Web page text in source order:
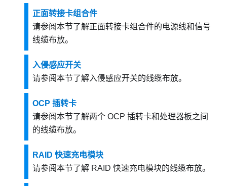
正面转接卡组合件
请参阅本节了解正面转接卡组合件的电源线和信号
线缆布放。
入侵感应开关
请参阅本节了解入侵感应开关的线缆布放。
OCP 插转卡
请参阅本节了解两个 OCP 插转卡和处理器板之间
的线缆布放。
RAID 快速充电模块
请参阅本节了解 RAID 快速充电模块的线缆布放。